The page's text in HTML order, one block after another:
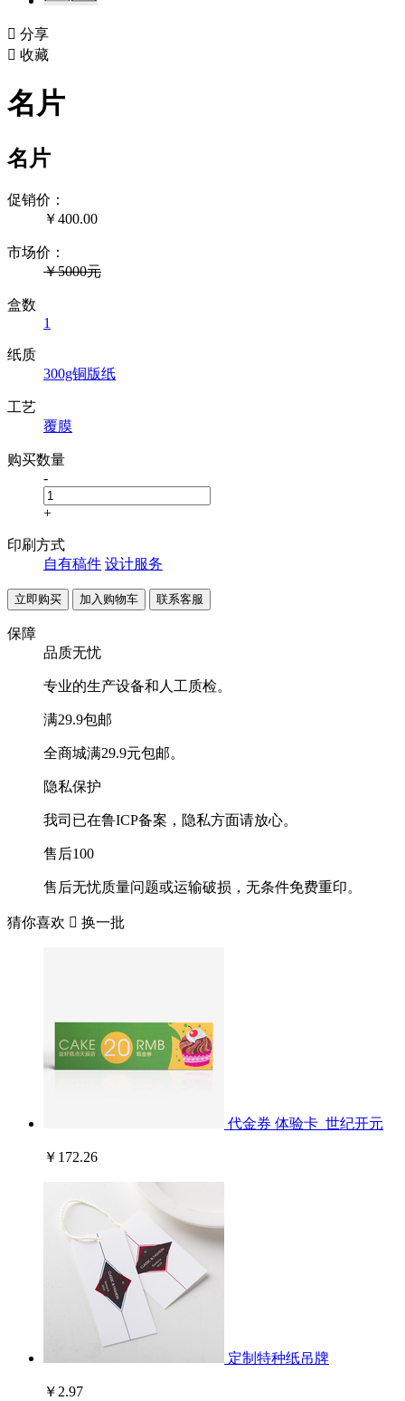
 分享
 收藏
名片
名片
促销价：
￥400.00
市场价：
￥5000元
盒数
1
纸质
300g铜版纸
工艺
覆膜
购买数量
-
+
印刷方式
自有稿件 设计服务
联系客服
保障
品质无忧
专业的生产设备和人工质检。
满29.9包邮
全商城满29.9元包邮。
隐私保护
我司已在鲁ICP备案，隐私方面请放心。
售后100
售后无忧质量问题或运输破损，无条件免费重印。
猜你喜欢  换一批
代金券 体验卡_世纪开元
￥172.26
定制特种纸吊牌
￥2.97